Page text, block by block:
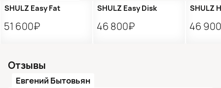
SHULZ Easy Fat
51 600₽
SHULZ Easy Disk
46 800₽
SHULZ
46
Отзывы
Евгений Бытовьян